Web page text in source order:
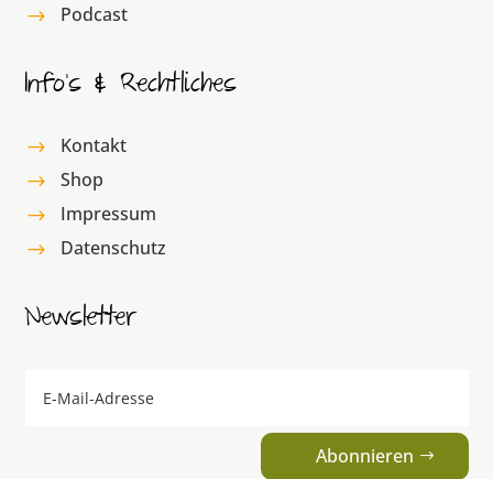
$ Podcast
Info’s & Rechtliches
$ Kontakt
$ Shop
$ Impressum
$ Datenschutz
Newsletter
Abonnieren